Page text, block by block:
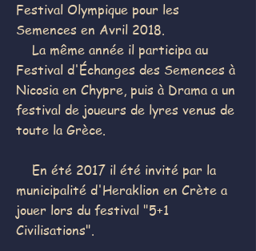
Festival Olympique pour les
Semences en Avril 2018.
La même année il participa au
Festival d'Échanges des Semences à
Nicosia en Chypre, puis à Drama a un
festival de joueurs de lyres venus de
toute la Grèce.
En été 2017 il été invité par la
municipalité d'Heraklion en Crète a
jouer lors du festival "5+1
Civilisations".